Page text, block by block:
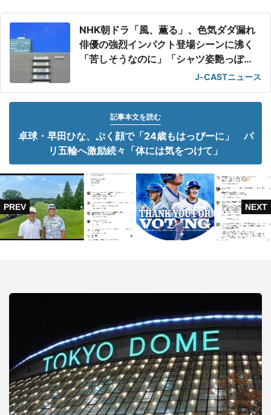
NHK朝ドラ「風、薫る」、色気ダダ漏れ
俳優の強烈インパクト登場シーンに沸く
「苦しそうなのに」「シャツ姿艶っぽ
J-CASTニュース
記事本文を読む
卓球・早田ひな、ぷく顔で「24歳もはっぴーに」 パ
リ五輪へ激励続々「体には気をつけて」